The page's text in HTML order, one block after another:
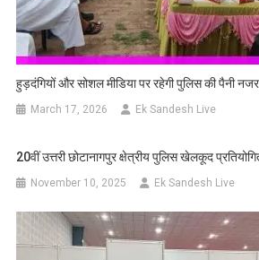
हुड़दंगियों और सोशल मीडिया पर रहेगी पुलिस की पैनी
March 17, 2026 Ek Sandesh Live
20वीं उत्तरी छोटानागपुर क्षेत्रीय पुलिस खेलकूद
November 10, 2025 Ek Sandesh Live